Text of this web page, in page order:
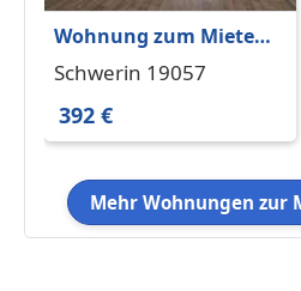
Wohnung zum Mieten
in Schwerin 392 € 56.42
Schwerin 19057
392 €
Mehr Wohnungen zur